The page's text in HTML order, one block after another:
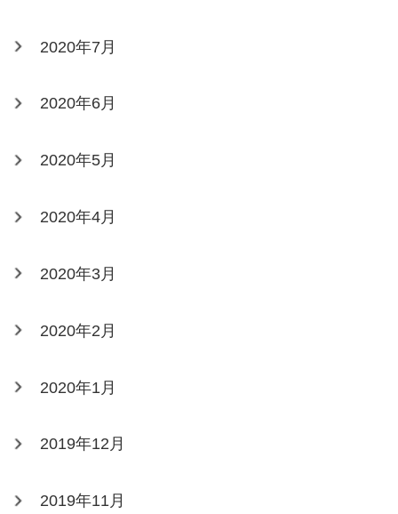
2020年7月
2020年6月
2020年5月
2020年4月
2020年3月
2020年2月
2020年1月
2019年12月
2019年11月